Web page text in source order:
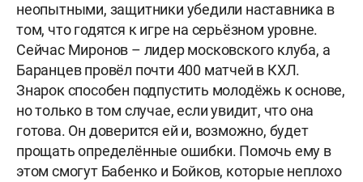
неопытными, защитники убедили наставника в
том, что годятся к игре на серьёзном уровне.
Сейчас Миронов – лидер московского клуба, а
Баранцев провёл почти 400 матчей в КХЛ.
Знарок способен подпустить молодёжь к основе,
но только в том случае, если увидит, что она
готова. Он доверится ей и, возможно, будет
прощать определённые ошибки. Помочь ему в
этом смогут Бабенко и Бойков, которые неплохо